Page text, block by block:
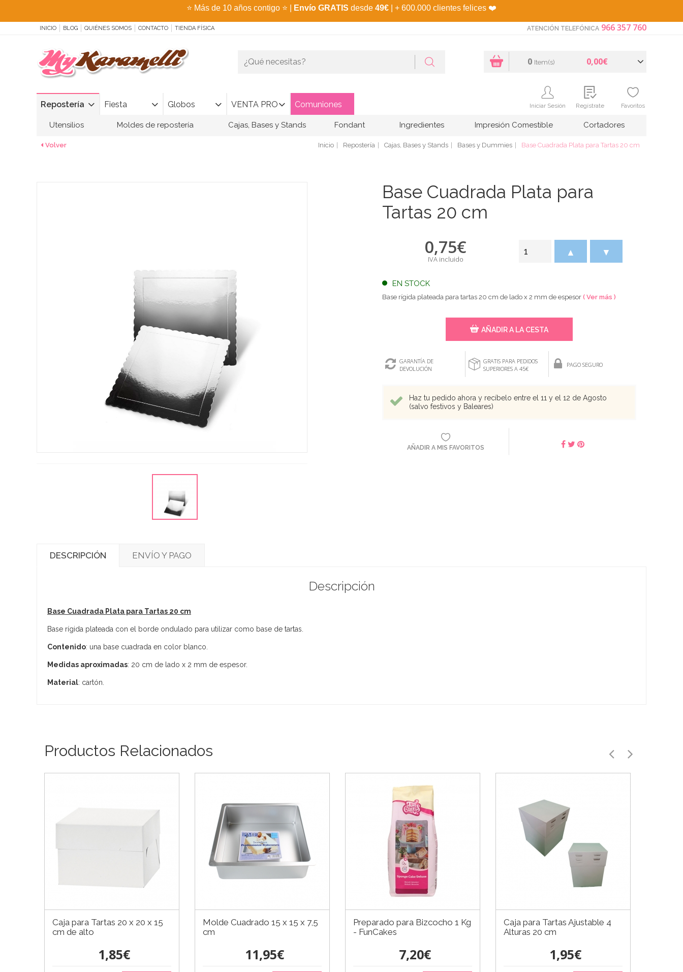
⭐ Más de 10 años contigo ⭐ Envío GRATIS desde 49€ | + 600.000 clientes felices ❤️
INICIO BLOG QUIÉNES SOMOS CONTACTO TIENDA FÍSICA ATENCIÓN TELEFÓNICA 966 357 760
Repostería Fiesta Globos VENTA PRO Comuniones
0 Item(s) 0,00€
Iniciar Sesión Regístrate Favoritos
Utensilios Moldes de repostería Cajas, Bases y Stands Fondant Ingredientes Impresión Comestible Cortadores
Volver Inicio Repostería Cajas, Bases y Stands Bases y Dummies Base Cuadrada Plata para Tartas 20 cm
Base Cuadrada Plata para
Tartas 20 cm
0,75€
IVA incluido
EN STOCK
▲ ▼
Base rígida plateada para tartas 20 cm de lado x 2 mm de espesor ( Ver más )
AÑADIR A LA CESTA
GARANTÍA DE
DEVOLUCIÓN
GRATIS PARA PEDIDOS
SUPERIORES A 45€
PAGO SEGURO
Haz tu pedido ahora y recíbelo entre el 11 y el 12 de Agosto
(salvo festivos y Baleares)
AÑADIR A MIS FAVORITOS
DESCRIPCIÓN ENVÍO Y PAGO
Descripción
Base Cuadrada Plata para Tartas 20 cm
Base rígida plateada con el borde ondulado para utilizar como base de tartas.
Contenido: una base cuadrada en color blanco.
Medidas aproximadas: 20 cm de lado x 2 mm de espesor.
Material: cartón.
Productos Relacionados
Caja para Tartas 20 x 20 x 15
cm de alto
1,85€
Molde Cuadrado 15 x 15 x 7,5
cm
11,95€
Preparado para Bizcocho 1 Kg
- FunCakes
7,20€
Caja para Tartas Ajustable 4
Alturas 20 cm
1,95€